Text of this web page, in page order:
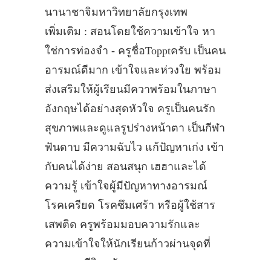
นานาชาจิมหาวิทยาลัยกรุงเทพ
เพิ่มเติม : สอนโดยใช้ความเข้าใจ หา
ใช่การท่องจำ - ครูชื่อTopptครับ เป็นคน
อารมณ์ดีมาก เข้าใจและห่วงใย พร้อม
ส่งเสริมให้ผู้เรียนมีควาพร้อมในภาษา
อังกฤษได้อย่างสุดหัวใจ ครูเป็นคนรัก
สุขภาพและดูแลรูปร่างหน้าตา เป็นกีฬา
ฟันดาบ มีความฉับไว แก้ปัญหาเก่ง เข้า
กับคนได้ง่าย สอนสนุก เฮฮาและได้
ความรู้ เข้าใจผู้มีปัญหาทางอารมณ์
โรคเครียด โรคซึมเศร้า หรือผู้ใช้สาร
เสพติด ครูพร้อมมอบความรักและ
ความเข้าใจให้นักเรียนก้าวผ่านจุดที่